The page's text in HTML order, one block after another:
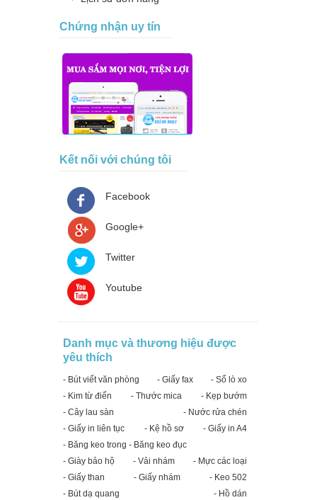
Chứng nhận uy tín
Kết nối với chúng tôi
Facebook
Google+
Twitter
Youtube
Danh mục và thương hiệu được
yêu thích
- Bút viết văn phòng - Giấy fax
- Sổ lò xo
- Kim từ điển
- Thước mica
- Kẹp bướm
- Cây lau sàn
- Nước rửa chén
- Giấy in liên tục
- Kệ hồ sơ
- Giấy in A4
- Băng keo trong - Băng keo đục
- Giày bảo hộ
- Vải nhám
- Mực các loại
- Giấy than
- Giấy nhám
- Keo 502
- Bút dạ quang
- Hồ dán